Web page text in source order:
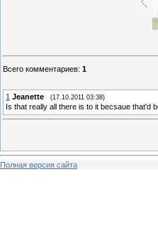
Всего комментариев: 1
1 Jeanette (17.10.2011 03:38)
Is that really all there is to it becsaue that'd
Полная версия сайта